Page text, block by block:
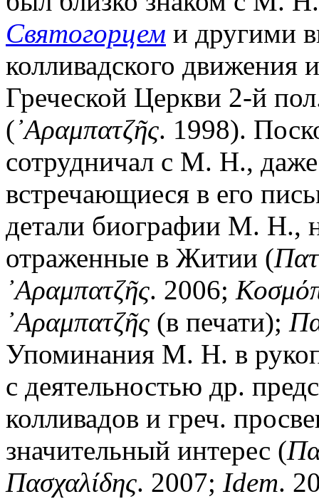
Святогорцем и другими
колливадского движения
Греческой Церкви 2-й
(᾿Αραμπατζῆς. 1998).
сотрудничал с М. Н.,
встречающиеся в его
детали биографии М. Н.,
отраженные в Житии (
᾿Αραμπατζῆς. 2006;
᾿Αραμπατζῆς (в печати);
Упоминания М. Н. в
с деятельностью др.
колливадов и греч.
значительный интерес (
Πασχαλίδης. 2007; Idem.